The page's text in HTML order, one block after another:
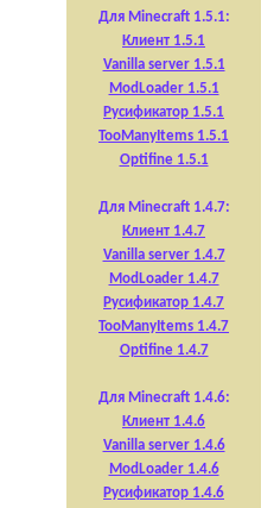
Для Minecraft 1.5.1:
Клиент 1.5.1
Vanilla server 1.5.1
ModLoader 1.5.1
Русификатор 1.5.1
TooManyItems 1.5.1
Optifine 1.5.1
Для Minecraft 1.4.7:
Клиент 1.4.7
Vanilla server 1.4.7
ModLoader 1.4.7
Русификатор 1.4.7
TooManyItems 1.4.7
Optifine 1.4.7
Для Minecraft 1.4.6:
Клиент 1.4.6
Vanilla server 1.4.6
ModLoader 1.4.6
Русификатор 1.4.6